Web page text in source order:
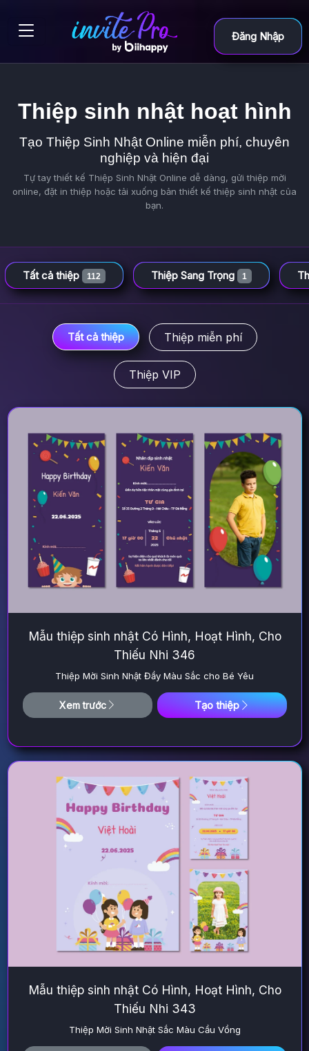
Đăng Nhập
Thiệp sinh nhật hoạt hình
Tạo Thiệp Sinh Nhật Online miễn phí, chuyên
nghiệp và hiện đại
Tự tay thiết kế Thiệp Sinh Nhật Online dễ dàng, gửi thiệp mời
online, đặt in thiệp hoặc tải xuống bản thiết kế thiệp sinh nhật của
bạn.
Tất cả thiệp 112 Thiệp Sang Trọng 1
Tất cả thiệp Thiệp miễn phí
Thiệp VIP
Mẫu thiệp sinh nhật Có Hình, Hoạt Hình, Cho
Thiếu Nhi 346
Thiệp Mời Sinh Nhật Đầy Màu Sắc cho Bé Yêu
Xem trước Tạo thiệp
Mẫu thiệp sinh nhật Có Hình, Hoạt Hình, Cho
Thiếu Nhi 343
Thiệp Mời Sinh Nhật Sắc Màu Cầu Vồng